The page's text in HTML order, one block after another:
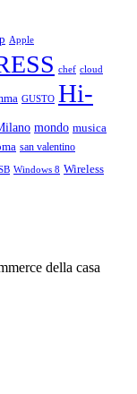
Apple
chef cloud
GUSTO Hi-
mondo musica
san valentino
Windows 8 Wireless
della casa